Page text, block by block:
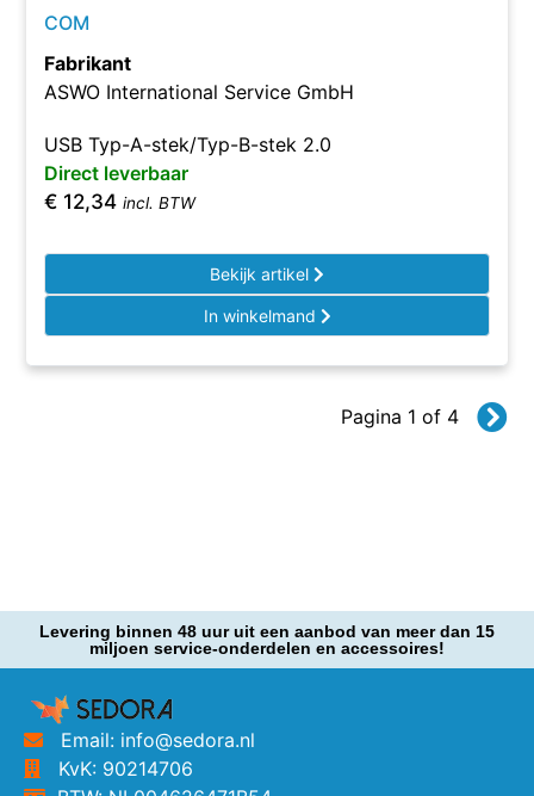
COM
Fabrikant
ASWO International Service GmbH
USB Typ-A-stek/Typ-B-stek 2.0
Direct leverbaar
€ 12,34 incl. BTW
Bekijk artikel
In winkelmand
Pagina 1 of 4
Levering binnen 48 uur uit een aanbod van meer dan 15
miljoen service-onderdelen en accessoires!
Email: info@sedora.nl
KvK: 90214706